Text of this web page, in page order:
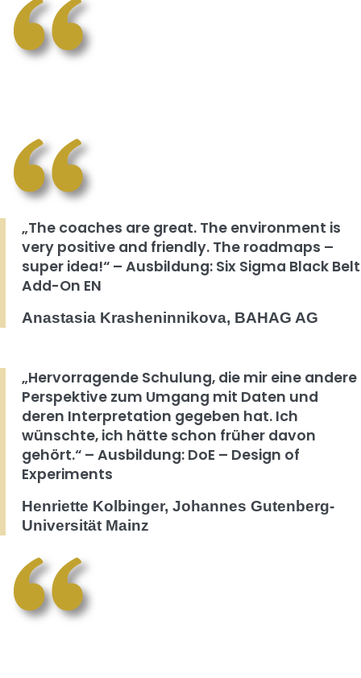
„The coaches are great. The environment is
very positive and friendly. The roadmaps –
super idea!“ – Ausbildung: Six Sigma Black Belt
Add-On EN
Anastasia Krasheninnikova, BAHAG AG
„Hervorragende Schulung, die mir eine andere
Perspektive zum Umgang mit Daten und
deren Interpretation gegeben hat. Ich
wünschte, ich hätte schon früher davon
gehört.“ – Ausbildung: DoE – Design of
Experiments
Henriette Kolbinger, Johannes Gutenberg-
Universität Mainz